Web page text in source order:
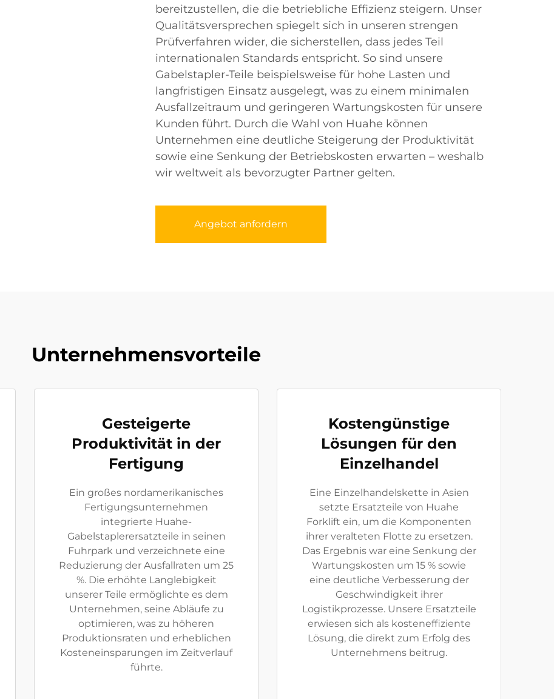
bereitzustellen, die die betriebliche Effizienz steigern. Unser
Qualitätsversprechen spiegelt sich in unseren strengen
Prüfverfahren wider, die sicherstellen, dass jedes Teil
internationalen Standards entspricht. So sind unsere
Gabelstapler-Teile beispielsweise für hohe Lasten und
langfristigen Einsatz ausgelegt, was zu einem minimalen
Ausfallzeitraum und geringeren Wartungskosten für unsere
Kunden führt. Durch die Wahl von Huahe können
Unternehmen eine deutliche Steigerung der Produktivität
sowie eine Senkung der Betriebskosten erwarten – weshalb
wir weltweit als bevorzugter Partner gelten.
Angebot anfordern
Unternehmensvorteile
Gesteigerte
Produktivität in der
Fertigung
Ein großes nordamerikanisches
Fertigungsunternehmen
integrierte Huahe-
Gabelstaplerersatzteile in seinen
Fuhrpark und verzeichnete eine
Reduzierung der Ausfallraten um 25
%. Die erhöhte Langlebigkeit
unserer Teile ermöglichte es dem
Unternehmen, seine Abläufe zu
optimieren, was zu höheren
Produktionsraten und erheblichen
Kosteneinsparungen im Zeitverlauf
führte.
Kostengünstige
Lösungen für den
Einzelhandel
Eine Einzelhandelskette in Asien
setzte Ersatzteile von Huahe
Forklift ein, um die Komponenten
ihrer veralteten Flotte zu ersetzen.
Das Ergebnis war eine Senkung der
Wartungskosten um 15 % sowie
eine deutliche Verbesserung der
Geschwindigkeit ihrer
Logistikprozesse. Unsere Ersatzteile
erwiesen sich als kosteneffiziente
Lösung, die direkt zum Erfolg des
Unternehmens beitrug.